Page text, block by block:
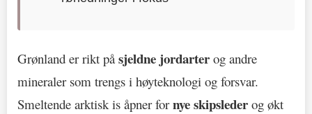
Grønland er rikt påsjeldne jordarter og andre
mineraler som trengs i høyteknologi og forsvar.
Smeltende arktisk is åpner fornye skipsleder og økt